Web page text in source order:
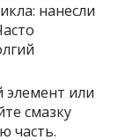
нанесли
элемент или
смазку
часть.